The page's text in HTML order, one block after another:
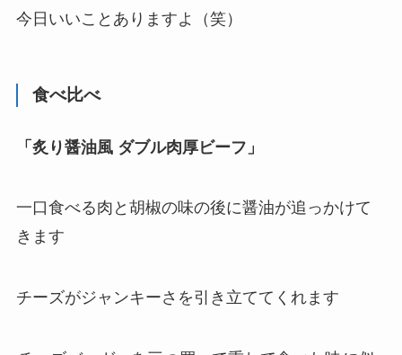
今日いいことありますよ（笑）
食べ比べ
「炙り醤油風 ダブル肉厚ビーフ」
一口食べる肉と 胡椒の味の後に醤油が追っかけて
きます
チーズがジャンキーさを引き立ててくれます